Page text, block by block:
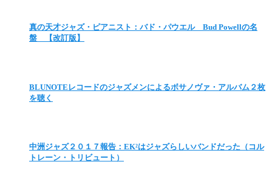
真の天才ジャズ・ピアニスト：バド・パウエル Bud Powellの名
盤 【改訂版】
BLUNOTEレコードのジャズメンによるボサノヴァ・アルバム２枚
を聴く
中洲ジャズ２０１７報告：EK²はジャズらしいバンドだった（コル
トレーン・トリビュート）